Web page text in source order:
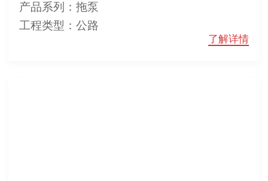
产品系列：拖泵
工程类型：公路
了解详情